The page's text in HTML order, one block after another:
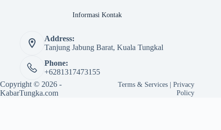
Informasi Kontak
Address:
Tanjung Jabung Barat, Kuala Tungkal
Phone:
+6281317473155
Copyright © 2026 -
KabarTungka.com
Terms & Services |Privacy
Policy